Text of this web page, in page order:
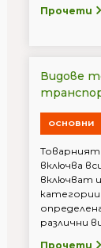
Прочети
Видове
ОСНОВНИ
включва
включват
различни
Прочети